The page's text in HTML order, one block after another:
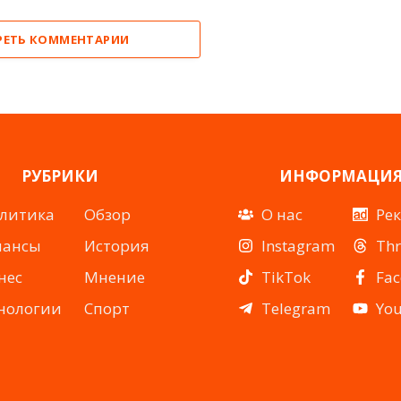
КОММЕНТАРИИ
РУБРИКИ
Обзор
История
Мнение
Спорт
О нас
Instagram
TikTok
Telegram